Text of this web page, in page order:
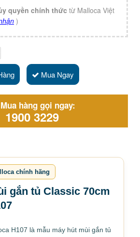
quyền chính thức từ Malloca Việt
)
Mua Ngay
hàng gọi ngay:
1900 3229
chính hãng
gắn tủ Classic 70cm
H107 là mẫu máy hút mùi gắn tủ